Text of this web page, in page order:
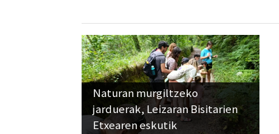
Naturan murgiltzeko
jarduerak, Leizaran Bisitarien
Etxearen eskutik